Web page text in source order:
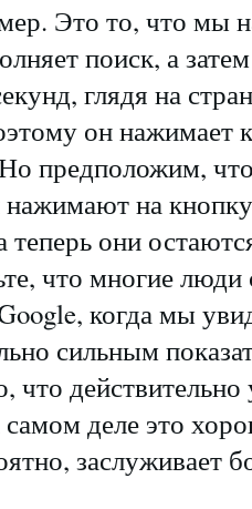
Это то, что мы
поиск, а
глядя на
он нажимает
Но предположим,
нажимают на
теперь они
что многие
когда мы
сильным
что действительно
деле это
заслуживает